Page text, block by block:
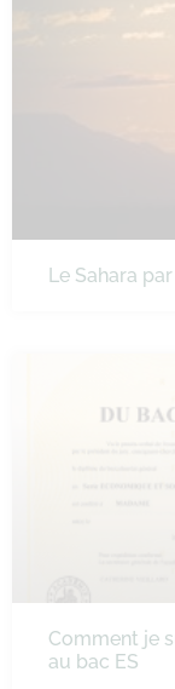
Le Sahara
Comment je
au bac ES